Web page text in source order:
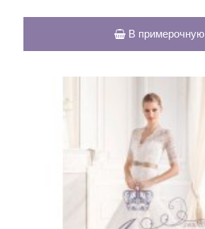
В примерочную